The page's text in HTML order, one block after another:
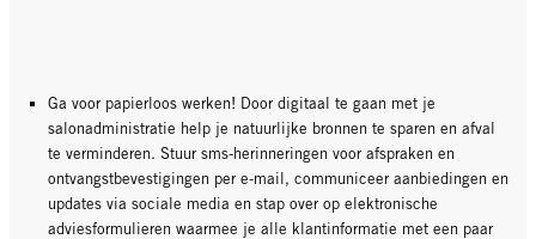
Ga voor papierloos werken! Door digitaal te gaan met je
salonadministratie help je natuurlijke bronnen te sparen en afval
te verminderen. Stuur sms-herinneringen voor afspraken en
ontvangstbevestigingen per e-mail, communiceer aanbiedingen en
updates via sociale media en stap over op elektronische
adviesformulieren waarmee je alle klantinformatie met een paar